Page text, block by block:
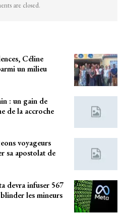
are closed.
Céline
un milieu
: un gain de
de la accroche
voyageurs
sa apostolat de
devra infuser 567
les mineurs